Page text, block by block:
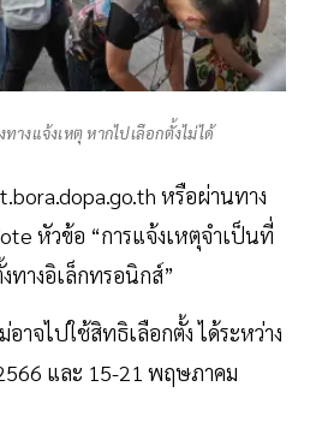
างแจ้งเหตุ หากไปเลือกตั้งไม่ได้
หรือผ่านทาง
หัวข้อ “การแจ้งเหตุจำเป็นที่
ทางอิเล็กทรอนิกส์”
าจไปใช้สิทธิเลือกตั้ง ได้ระหว่าง
และ 15-21 พฤษภาคม